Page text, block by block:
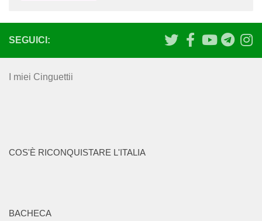
SEGUICI:
I miei Cinguettii
COS'È RICONQUISTARE L'ITALIA
BACHECA